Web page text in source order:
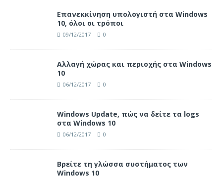
Επανεκκίνηση υπολογιστή στα Windows
10, όλοι οι τρόποι
09/12/2017 0
Αλλαγή χώρας και περιοχής στα Windows
10
06/12/2017 0
Windows Update, πώς να δείτε τα logs
στα Windows 10
06/12/2017 0
Βρείτε τη γλώσσα συστήματος των
Windows 10